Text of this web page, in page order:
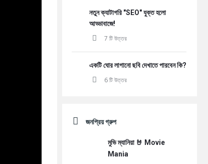
নতুন ক্যাটাগরি "SEO" যুক্ত হলো
আড্ডাবাজে!
7 টি উত্তর
একটি ঘোর লাগানো ছবি দেখাতে পারবেন কি?
6 টি উত্তর
জনপ্রিয় গ্রুপ
মুভি ম্যানিয়া 🤘 Movie
Mania